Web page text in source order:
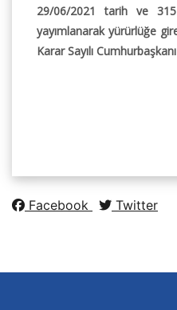
29/06/2021 tarih ve
yayımlanarak yürürlüğe
Karar Sayılı
Facebook Twitter